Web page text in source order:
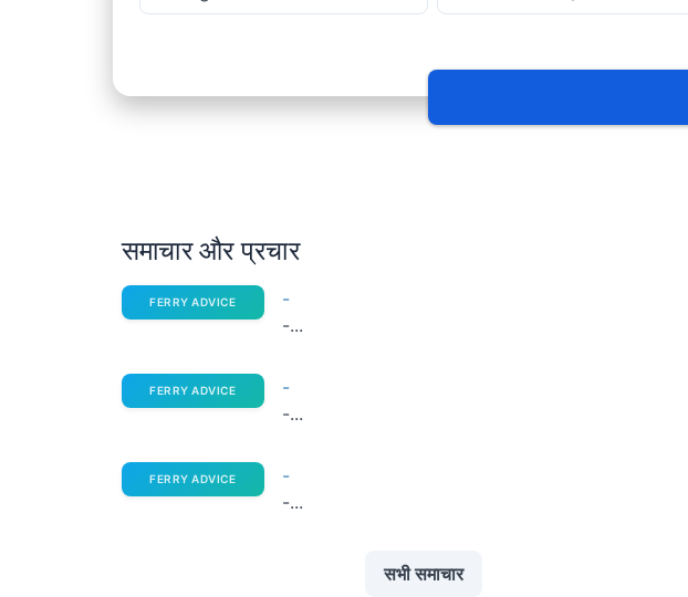
समाचार और प्रचार
FERRY ADVICE
-
-...
FERRY ADVICE
-
-...
FERRY ADVICE
-
-...
सभी समाचार